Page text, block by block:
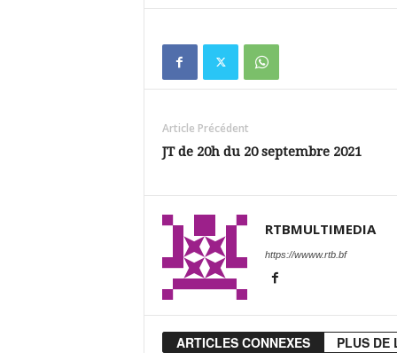
Article Précédent
JT de 20h du 20 septembre 2021
RTBMULTIMEDIA
https://wwww.rtb.bf
ARTICLES CONNEXES PLUS DE